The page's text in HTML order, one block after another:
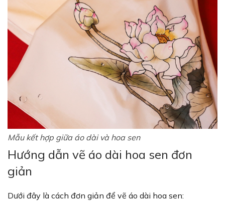
Mẫu kết hợp giữa áo dài và hoa sen
Hướng dẫn vẽ áo dài hoa sen đơn
giản
Dưới đây là cách đơn giản để vẽ áo dài hoa sen: